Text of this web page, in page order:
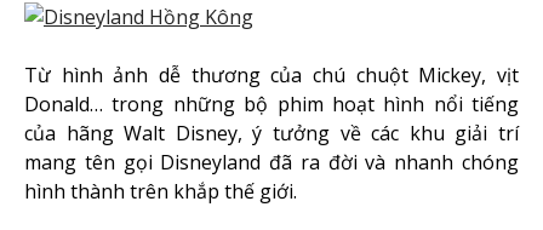
Từ hình ảnh dễ thương của chú chuột Mickey, vịt
Donald… trong những bộ phim hoạt hình nổi tiếng
của hãng Walt Disney, ý tưởng về các khu giải trí
mang tên gọi Disneyland đã ra đời và nhanh chóng
hình thành trên khắp thế giới.